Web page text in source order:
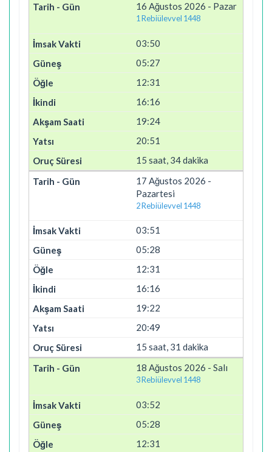
16 Ağustos 2026 - Pazar
1 Rebiülevvel 1448
03:50
05:27
12:31
16:16
19:24
20:51
15 saat, 34 dakika
17 Ağustos 2026 -
Pazartesi
2 Rebiülevvel 1448
03:51
05:28
12:31
16:16
19:22
20:49
15 saat, 31 dakika
18 Ağustos 2026 - Salı
3 Rebiülevvel 1448
03:52
05:28
12:31